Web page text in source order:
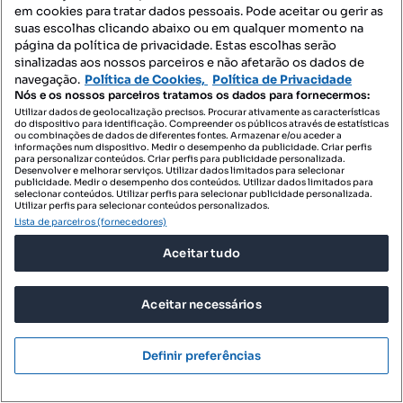
170 000 €4594,59 €/m²
Excelente T0 completamente renovado!
Esmoriz, Ovar, Aveiro
Preço por metro quadrado
1 andar
Destacado
ALICASAS
em cookies para tratar dados pessoais. Pode aceitar ou gerir as
suas escolhas clicando abaixo ou em qualquer momento na
página da política de privacidade. Estas escolhas serão
sinalizadas aos nossos parceiros e não afetarão os dados de
navegação. Política de Cookies, Política de Privacidade
Nós e os nossos parceiros tratamos os dados para fornecermos:
Utilizar dados de geolocalização precisos. Procurar ativamente as características
do dispositivo para identificação. Compreender os públicos através de estatísticas
ou combinações de dados de diferentes fontes. Armazenar e/ou aceder a
informações num dispositivo. Medir o desempenho da publicidade. Criar perfis
para personalizar conteúdos. Criar perfis para publicidade personalizada.
Desenvolver e melhorar serviços. Utilizar dados limitados para selecionar
publicidade. Medir o desempenho dos conteúdos. Utilizar dados limitados para
selecionar conteúdos. Utilizar perfis para selecionar publicidade personalizada.
Utilizar perfis para selecionar conteúdos personalizados.
Lista de parceiros (fornecedores)
Aceitar tudo
Aceitar necessários
Definir preferências